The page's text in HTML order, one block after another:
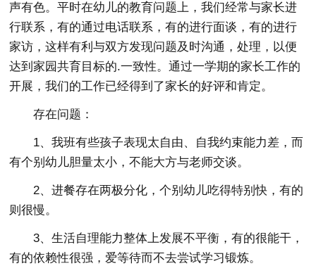
声有色。平时在幼儿的教育问题上，我们经常与家长进
行联系，有的通过电话联系，有的进行面谈，有的进行
家访，这样有利与双方发现问题及时沟通，处理，以便
达到家园共育目标的.一致性。通过一学期的家长工作的
开展，我们的工作已经得到了家长的好评和肯定。
存在问题：
1、我班有些孩子表现太自由、自我约束能力差，而
有个别幼儿胆量太小，不能大方与老师交谈。
2、进餐存在两极分化，个别幼儿吃得特别快，有的
则很慢。
3、生活自理能力整体上发展不平衡，有的很能干，
有的依赖性很强，爱等待而不去尝试学习锻炼。